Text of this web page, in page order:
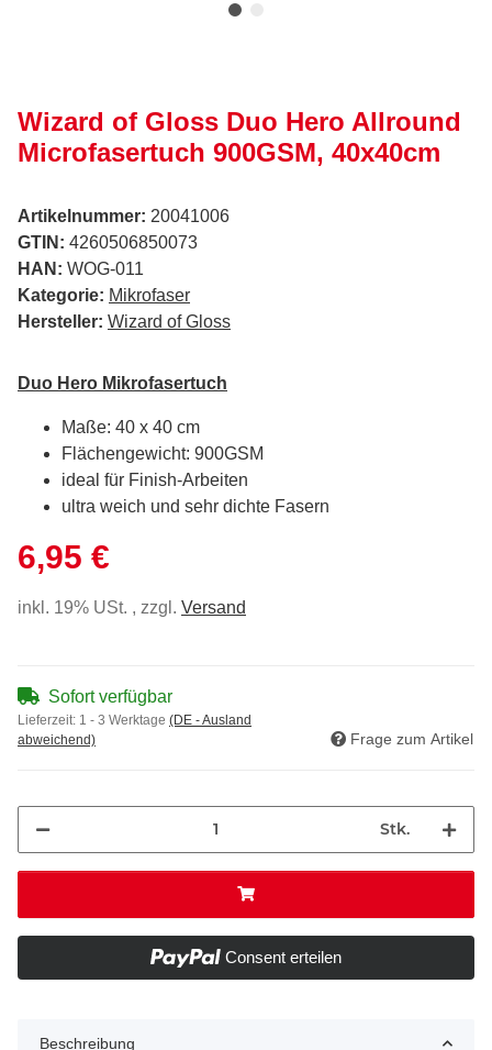
Wizard of Gloss Duo Hero Allround
Microfasertuch 900GSM, 40x40cm
Artikelnummer: 20041006
GTIN: 4260506850073
HAN: WOG-011
Kategorie: Mikrofaser
Hersteller: Wizard of Gloss
Duo Hero Mikrofasertuch
Maße: 40 x 40 cm
Flächengewicht: 900GSM
ideal für Finish-Arbeiten
ultra weich und sehr dichte Fasern
6,95 €
inkl. 19% USt. , zzgl. Versand
Sofort verfügbar
Lieferzeit: 1 - 3 Werktage (DE - Ausland
abweichend)
Frage zum Artikel
Stk.
Consent erteilen
Beschreibung